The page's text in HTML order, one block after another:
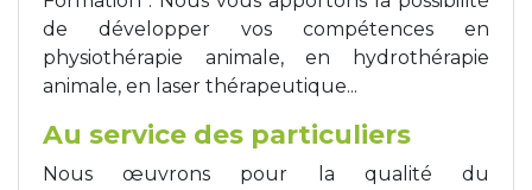
de développer vos compétences en
physiothérapie animale, en hydrothérapie
animale, en laser thérapeutique...
Au service des particuliers
Nous œuvrons pour la qualité du